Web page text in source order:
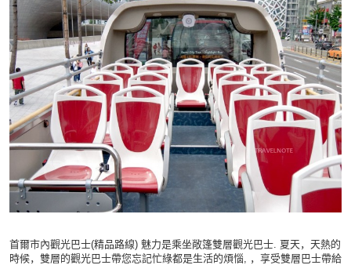
首爾市內觀光巴士(精品路線) 魅力是乘坐敞篷雙層觀光巴士. 夏天，天熱的
時候，雙層的觀光巴士帶您忘記忙綠都是生活的煩惱, ， 享受雙層巴士帶給